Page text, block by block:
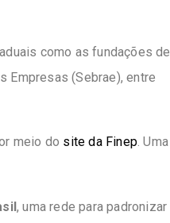
como as fundações de
Empresas (Sebrae), entre
meio do site da Finep. Uma
, uma rede para padronizar